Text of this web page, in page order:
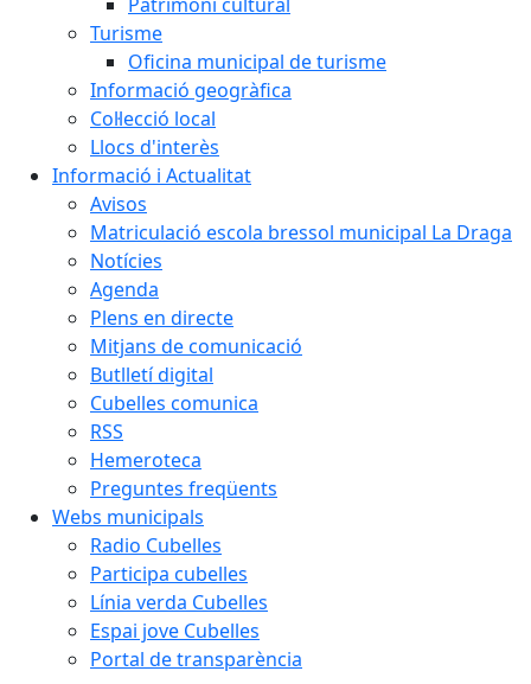
Turisme
Oficina municipal de turisme
Informació geogràfica
Col·lecció local
Llocs d'interès
Informació i Actualitat
Avisos
Matriculació escola bressol municipal La Draga
Notícies
Agenda
Plens en directe
Mitjans de comunicació
Butlletí digital
Cubelles comunica
RSS
Hemeroteca
Preguntes freqüents
Webs municipals
Radio Cubelles
Participa cubelles
Línia verda Cubelles
Espai jove Cubelles
Portal de transparència